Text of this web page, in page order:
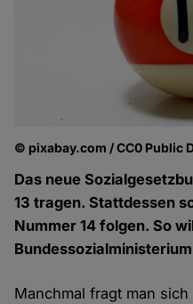
© pixabay.com / CC0 Public
Das neue
13 tragen. Stattdessen
Nummer 14 folgen. So
Manchmal fragt man